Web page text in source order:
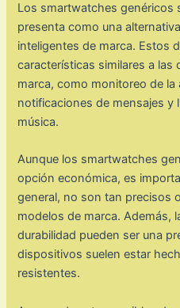
Los smartwatches genéricos
presenta como una
inteligentes de marca. Estos
características similares a las
marca, como monitoreo de la
notificaciones de mensajes y
música.
Aunque los smartwatches
opción económica, es
general, no son tan precisos
modelos de marca. Además,
durabilidad pueden ser una
dispositivos suelen estar
resistentes.